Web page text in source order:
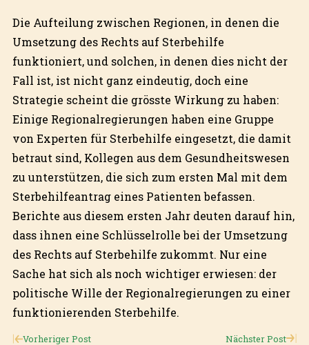
Die Aufteilung zwischen Regionen, in denen die
Umsetzung des Rechts auf Sterbehilfe
funktioniert, und solchen, in denen dies nicht der
Fall ist, ist nicht ganz eindeutig, doch eine
Strategie scheint die grösste Wirkung zu haben:
Einige Regionalregierungen haben eine Gruppe
von Experten für Sterbehilfe eingesetzt, die damit
betraut sind, Kollegen aus dem Gesundheitswesen
zu unterstützen, die sich zum ersten Mal mit dem
Sterbehilfeantrag eines Patienten befassen.
Berichte aus diesem ersten Jahr deuten darauf hin,
dass ihnen eine Schlüsselrolle bei der Umsetzung
des Rechts auf Sterbehilfe zukommt. Nur eine
Sache hat sich als noch wichtiger erwiesen: der
politische Wille der Regionalregierungen zu einer
funktionierenden Sterbehilfe.
Vorheriger Post Nächster Post